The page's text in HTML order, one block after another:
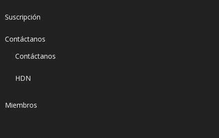
Suscripción
Contáctanos
Contáctanos
HDN
Miembros